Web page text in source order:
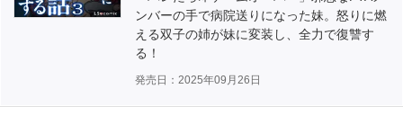
ンバーの手で病院送りになった妹。怒りに燃
える双子の姉が妹に変装し、全力で復讐す
る！
発売日：2025年09月26日